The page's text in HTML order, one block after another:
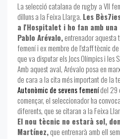
La selecció catalana de rugby a VII
dilluns a la Feixa Llarga. Les
a l'Hospitalet i ho fan amb
Pablo Arévalo,entrenador aquesta
femení i ex membre de l'staff tècnic
que va disputar els Jocs Olímpics i les
Amb aquest aval, Arévalo posa en
de cara a la cita més important de la
Autonòmic de sevens femenídel 29
començar, el seleccionador ha
diferents, que se citaran a la Feixa
El nou tècnic no estarà sol,
Martínez,que entrenarà amb ell